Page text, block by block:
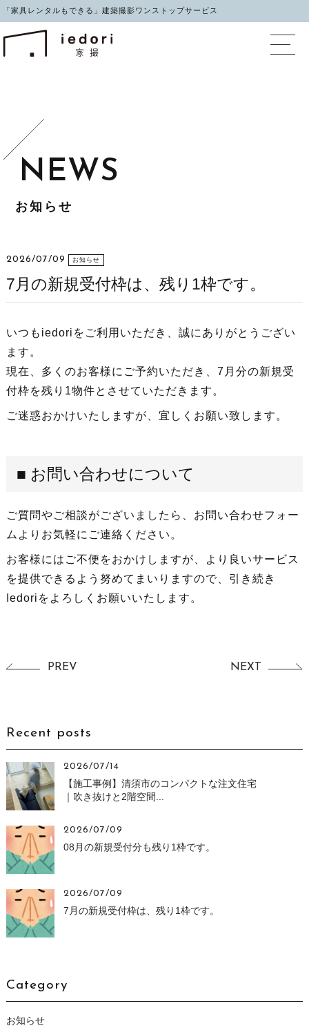
「家具レンタルもできる」建築撮影ワンストップサービス
イエドリ（家撮）家
お知らせ
2026/07/09 お知らせ
7月の新規受付枠は、残り1枠です。
いつもiedoriをご利用いただき、誠にありがとうござい
ます。
現在、多くのお客様にご予約いただき、7月分の新規受
付枠を残り1物件とさせていただきます。
ご迷惑おかけいたしますが、宜しくお願い致します。
■ お問い合わせについて
ご質問やご相談がございましたら、お問い合わせフォー
ムよりお気軽にご連絡ください。
お客様にはご不便をおかけしますが、より良いサービス
を提供できるよう努めてまいりますので、引き続き
Iedoriをよろしくお願いいたします。
PREV NEXT
Recent posts
2026/07/14
【施工事例】清須市のコンパクトな注文住宅
｜吹き抜けと2階空間...
2026/07/09
08月の新規受付分も残り1枠です。
2026/07/09
7月の新規受付枠は、残り1枠です。
Category
お知らせ